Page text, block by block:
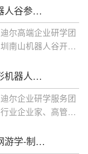
人谷参…
尔高端企业研学团
南山机器人谷开…
机器人…
尔企业研学服务团
业企业家、高管…
游学-制…